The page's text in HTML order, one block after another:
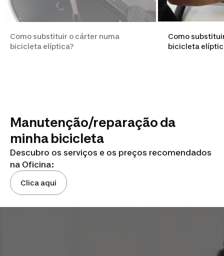
Como substituir o cárter numa
bicicleta elíptica?
Como
bicicleta
Manutenção/reparação da
minha bicicleta
Descubro os serviços e os preços recomendados
na Oficina:
Clica aqui